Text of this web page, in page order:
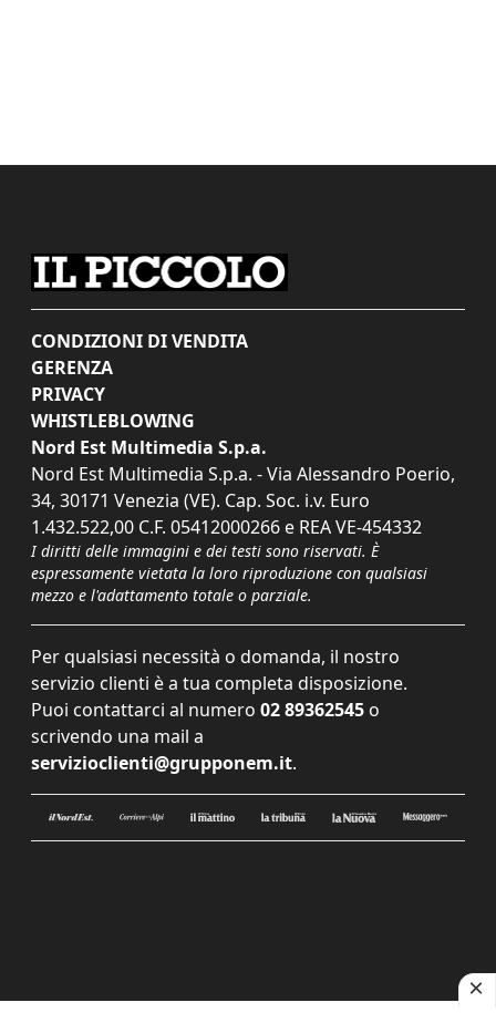
CONDIZIONI DI VENDITA
GERENZA
PRIVACY
WHISTLEBLOWING
Nord Est Multimedia S.p.a.
Nord Est Multimedia S.p.a. - Via Alessandro Poerio,
34, 30171 Venezia (VE). Cap. Soc. i.v. Euro
1.432.522,00 C.F. 05412000266 e REA VE-454332
I diritti delle immagini e dei testi sono riservati. È
espressamente vietata la loro riproduzione con qualsiasi
mezzo e l'adattamento totale o parziale.
Per qualsiasi necessità o domanda, il nostro
servizio clienti è a tua completa disposizione.
Puoi contattarci al numero 02 89362545 o
scrivendo una mail a
servizioclienti@grupponem.it.